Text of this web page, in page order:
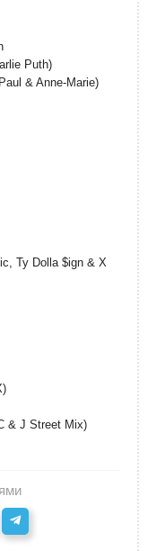
Puth)
& Anne-Marie)
Ty Dolla $ign & X
& J Street Mix)